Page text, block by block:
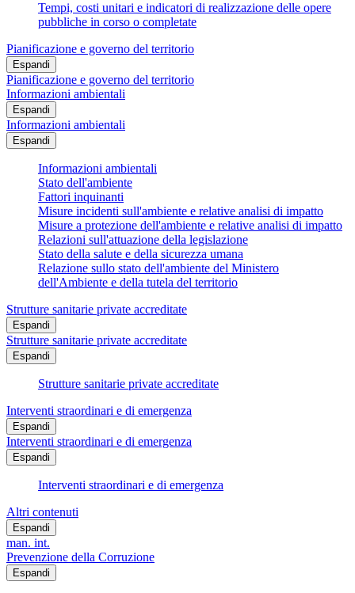
Tempi, costi unitari e indicatori di realizzazione delle opere
pubbliche in corso o completate
Pianificazione e governo del territorio
Espandi
Pianificazione e governo del territorio
Informazioni ambientali
Espandi
Informazioni ambientali
Espandi
Informazioni ambientali
Stato dell'ambiente
Fattori inquinanti
Misure incidenti sull'ambiente e relative analisi di impatto
Misure a protezione dell'ambiente e relative analisi di impatto
Relazioni sull'attuazione della legislazione
Stato della salute e della sicurezza umana
Relazione sullo stato dell'ambiente del Ministero
dell'Ambiente e della tutela del territorio
Strutture sanitarie private accreditate
Espandi
Strutture sanitarie private accreditate
Espandi
Strutture sanitarie private accreditate
Interventi straordinari e di emergenza
Espandi
Interventi straordinari e di emergenza
Espandi
Interventi straordinari e di emergenza
Altri contenuti
Espandi
man. int.
Prevenzione della Corruzione
Espandi